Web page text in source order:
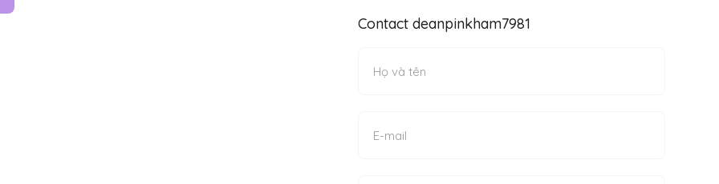
Contact deanpinkham7981